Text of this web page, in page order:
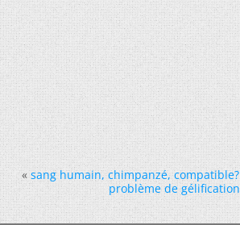
« sang humain, chimpanzé, compatible?
problème de